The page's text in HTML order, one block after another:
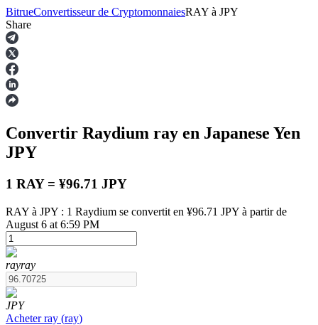
Contrats à terme
Futures USDT
BitrueConvertisseur de CryptomonnaiesRAY à JPY
Share
Convertir Raydium ray en Japanese Yen
JPY
1 RAY = ¥96.71 JPY
RAY à JPY : 1 Raydium se convertit en ¥96.71 JPY à partir de
August 6 at 6:59 PM
rayray
JPY
Acheter ray (ray)